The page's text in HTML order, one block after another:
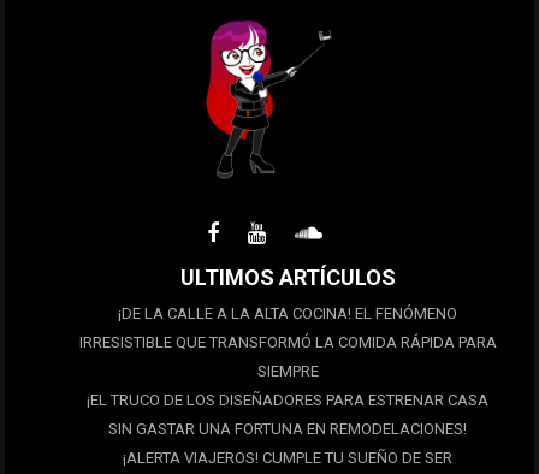
ULTIMOS ARTÍCULOS
¡DE LA CALLE A LA ALTA COCINA! EL FENÓMENO
IRRESISTIBLE QUE TRANSFORMÓ LA COMIDA RÁPIDA PARA
SIEMPRE
¡EL TRUCO DE LOS DISEÑADORES PARA ESTRENAR CASA
SIN GASTAR UNA FORTUNA EN REMODELACIONES!
¡ALERTA VIAJEROS! CUMPLE TU SUEÑO DE SER